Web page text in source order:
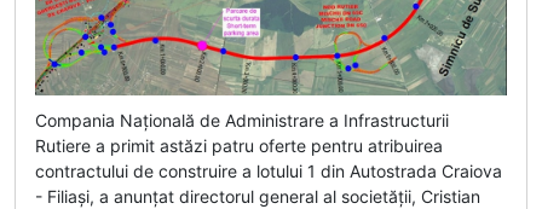
Compania Națională de Administrare a Infrastructurii
Rutiere a primit astăzi patru oferte pentru atribuirea
contractului de construire a lotului 1 din Autostrada Craiova
- Filiași, a anunțat directorul general al societății, Cristian